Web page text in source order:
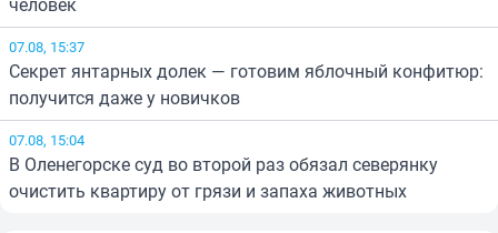
07.08, 15:37
Секрет янтарных долек — готовим яблочный конфитюр:
получится даже у новичков
07.08, 15:04
В Оленегорске суд во второй раз обязал северянку
очистить квартиру от грязи и запаха животных